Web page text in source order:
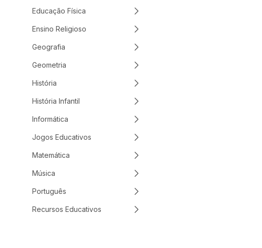
Educação Física
Ensino Religioso
Geografia
Geometria
História
História Infantil
Informática
Jogos Educativos
Matemática
Música
Português
Recursos Educativos